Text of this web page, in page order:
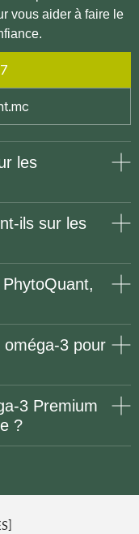
vous aider à faire le
les
ils sur les
3 pour
3 Premium
?